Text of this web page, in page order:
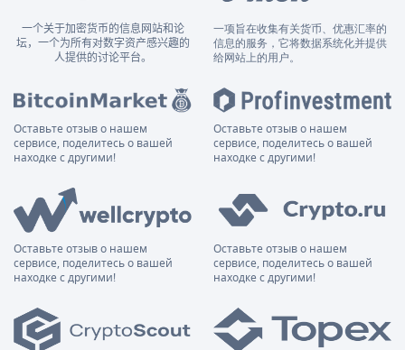
一个关于加密货币的信息网站和论
坛，一个为所有对数字资产感兴趣的
人提供的讨论平台。
一项旨在收集有关货币、优惠汇率的
信息的服务，它将数据系统化并提供
给网站上的用户。
Оставьте отзыв о нашем
сервисе, поделитесь о вашей
находке с другими!
Оставьте отзыв о нашем
сервисе, поделитесь о вашей
находке с другими!
Оставьте отзыв о нашем
сервисе, поделитесь о вашей
находке с другими!
Оставьте отзыв о нашем
сервисе, поделитесь о вашей
находке с другими!